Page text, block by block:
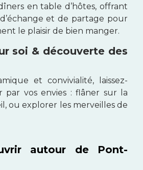
en table d’hôtes, offrant
et de partage pour
le plaisir de bien manger.
soi & découverte des
et convivialité, laissez-
par vos envies : flâner sur la
ou explorer les merveilles de
autour de Pont-